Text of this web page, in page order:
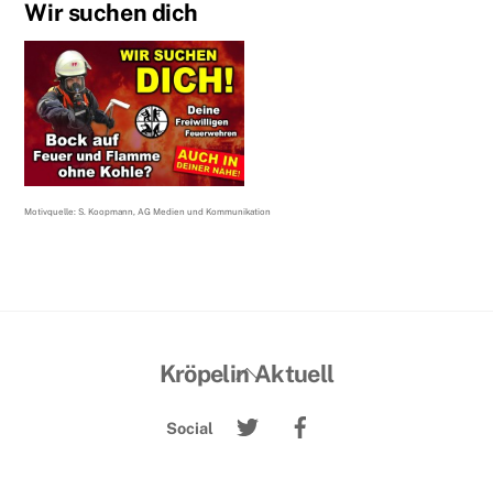
Wir suchen dich
Motivquelle: S. Koopmann, AG Medien und Kommunikation
Back
Top
Kröpelin Aktuell
Social
Twitter